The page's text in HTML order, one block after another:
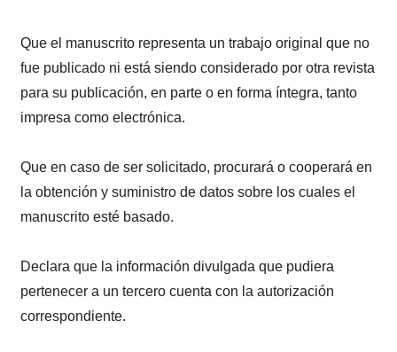
Que el manuscrito representa un trabajo original que no
fue publicado ni está siendo considerado por otra revista
para su publicación, en parte o en forma íntegra, tanto
impresa como electrónica.
Que en caso de ser solicitado, procurará o cooperará en
la obtención y suministro de datos sobre los cuales el
manuscrito esté basado.
Declara que la información divulgada que pudiera
pertenecer a un tercero cuenta con la autorización
correspondiente.